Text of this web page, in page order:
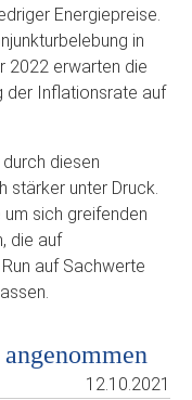
Energiepreise.
in
2022 erwarten die
der Inflationsrate auf
diesen
stärker unter Druck.
sich greifenden
die auf
auf Sachwerte
12.10.2021